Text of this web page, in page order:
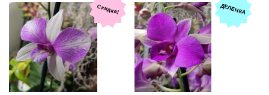
Скидка! ДЕЛЕНКА